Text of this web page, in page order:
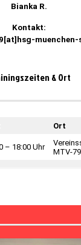
Bianka R.
Kontakt:
muenchen-
& Ort
Ort
– 18:00 Uhr
MTV-79